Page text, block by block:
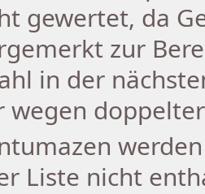
gewertet, da
zur
in der
wegen
Liste nicht